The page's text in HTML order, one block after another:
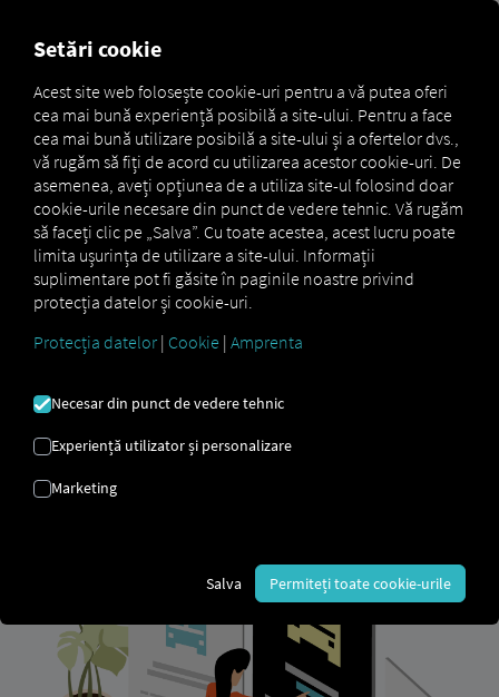
SUNT ATÂT DE
MULTE...
...și RIO le leagă pe toate!
Fiind singurul de pe piață, oferă RIO Oferim
soluții pentru întreaga flotă
singură sursă. Realizăm acest lucru prin
reunirea numeroșilor furnizori pe
RIO
selecția noastră de interfețe către furnizori
externi.
Setări cookie
Acest site web folosește cookie-uri pentru a vă putea oferi
cea mai bună experiență posibilă a site-ului. Pentru a face
cea mai bună utilizare posibilă a site-ului și a ofertelor dvs.,
vă rugăm să fiți de acord cu utilizarea acestor cookie-uri. De
asemenea, aveți opțiunea de a utiliza site-ul folosind doar
cookie-urile necesare din punct de vedere tehnic. Vă rugăm
să faceți clic pe „Salva”. Cu toate acestea, acest lucru poate
limita ușurința de utilizare a site-ului. Informații
suplimentare pot fi găsite în paginile noastre privind
protecția datelor și cookie-uri.
Protecția datelor | Cookie | Amprenta
Necesar din punct de vedere tehnic
Experiență utilizator și personalizare
Marketing
Salva Permiteți toate cookie-urile